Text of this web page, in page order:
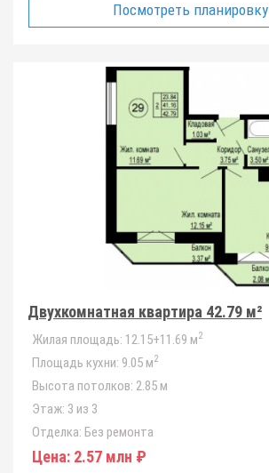
Посмотреть планировку
Двухкомнатная квартира 42.79 м²
Жилая площадь: 12.15+11.69 м2
Площадь кухни: 9.05 м2
Высота потолков: 2.85 м
Этаж: 3 из 3
Отделка: Без ремонта
Цена: 2.57 млн ₽